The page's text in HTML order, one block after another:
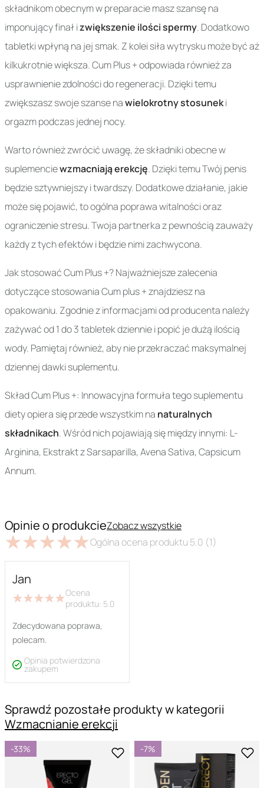
składnikom obecnym w preparacie masz szansę na
imponujący finał izwiększenie ilości spermy. Dodatkowo
tabletki wpłyną na jej smak. Z kolei siła wytrysku może być aż
kilkukrotnie większa. Cum Plus + odpowiada również za
usprawnienie zdolności do regeneracji. Dzięki temu
zwiększasz swoje szanse nawielokrotny stosuneki
orgazm podczas jednej nocy.
Warto również zwrócić uwagę, że składniki obecne w
suplemenciewzmacniają erekcję. Dzięki temu Twój penis
będzie sztywniejszy i twardszy. Dodatkowe działanie, jakie
może się pojawić, to ogólna poprawa witalności oraz
ograniczenie stresu. Twoja partnerka z pewnością zauważy
każdy z tych efektów i będzie nimi zachwycona.
Jak stosować Cum Plus +? Najważniejsze zalecenia
dotyczące stosowania Cum plus + znajdziesz na
opakowaniu. Zgodnie z informacjami od producenta należy
zażywać od 1 do 3 tabletek dziennie i popić je dużą ilością
wody. Pamiętaj również, aby nie przekraczać maksymalnej
dziennej dawki suplementu.
Skład Cum Plus +: Innowacyjna formuła tego suplementu
diety opiera się przede wszystkim na naturalnych
składnikach. Wśród nich pojawiają się między innymi: L-
Arginina, Ekstrakt z Sarsaparilla, Avena Sativa, Capsicum
Annum.
Opinie o produkcieZobacz wszystkie
★★★★★
★★★★★Ogólna ocena produktu 5.0 (1)
Jan
★★★★★
★★★★★Ocena
produktu: 5.0
Zdecydowana poprawa,
polecam.
Opinia potwierdzona
zakupem
Sprawdź pozostałe produkty w kategorii
Wzmacnianie erekcji
-33% -7%